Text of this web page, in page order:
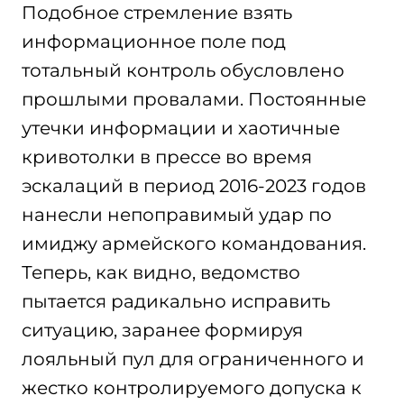
Подобное стремление взять
информационное поле под
тотальный контроль обусловлено
прошлыми провалами. Постоянные
утечки информации и хаотичные
кривотолки в прессе во время
эскалаций в период 2016-2023 годов
нанесли непоправимый удар по
имиджу армейского командования.
Теперь, как видно, ведомство
пытается радикально исправить
ситуацию, заранее формируя
лояльный пул для ограниченного и
жестко контролируемого допуска к